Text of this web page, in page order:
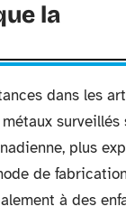
la
dans les
surveillés
plus
de
à des